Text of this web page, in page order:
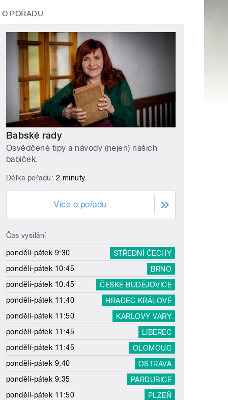
O POŘADU
Babské rady
Osvědčené tipy a návody (nejen) našich
babiček.
Délka pořadu: 2 minuty
Více o pořadu
Čas vysílání
pondělí-pátek 9:30
STŘEDNÍ ČECHY
pondělí-pátek 10:45
BRNO
pondělí-pátek 10:45
ČESKÉ BUDĚJOVICE
pondělí-pátek 11:40
HRADEC KRÁLOVÉ
pondělí-pátek 11:50
KARLOVY VARY
pondělí-pátek 11:45
LIBEREC
pondělí-pátek 11:45
OLOMOUC
pondělí-pátek 9:40
OSTRAVA
pondělí-pátek 9:35
PARDUBICE
pondělí-pátek 11:50
PLZEŇ